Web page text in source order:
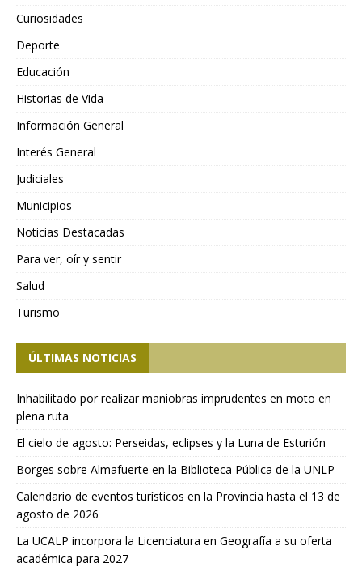
Curiosidades
Deporte
Educación
Historias de Vida
Información General
Interés General
Judiciales
Municipios
Noticias Destacadas
Para ver, oír y sentir
Salud
Turismo
ÚLTIMAS NOTICIAS
Inhabilitado por realizar maniobras imprudentes en moto en
plena ruta
El cielo de agosto: Perseidas, eclipses y la Luna de Esturión
Borges sobre Almafuerte en la Biblioteca Pública de la UNLP
Calendario de eventos turísticos en la Provincia hasta el 13 de
agosto de 2026
La UCALP incorpora la Licenciatura en Geografía a su oferta
académica para 2027